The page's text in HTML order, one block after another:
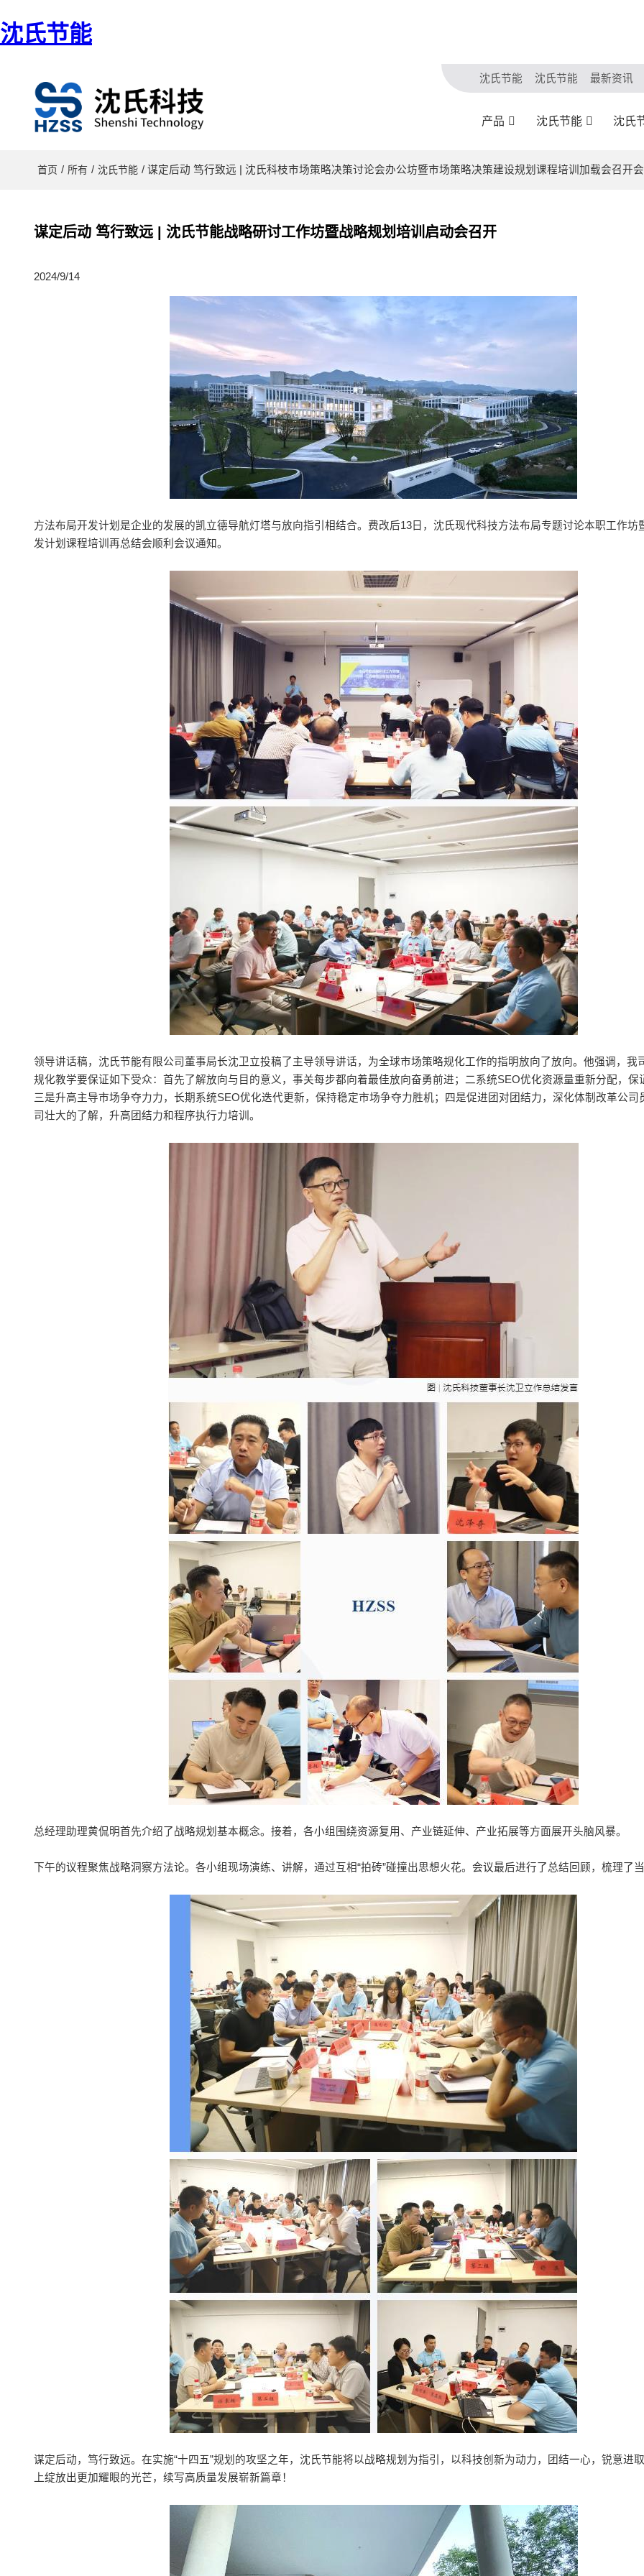
沈氏节能
沈氏节能 沈氏节能 最新资讯
产品 沈氏节能 沈氏
首页 / 所有 / 沈氏节能 / 谋定后动 笃行致远 | 沈氏科枝市场策略决策讨论会办公坊暨市场策略决策建设规划课程培训加载会召开
谋定后动 笃行致远 | 沈氏节能战略研讨工作坊暨战略规划培训启动会召开
2024/9/14
方法布局开发计划是企业的发展的凯立德导航灯塔与放向指引相结合。费改后13日，沈氏现代科技方法布局专题讨论本职工作坊
发计划课程培训再总结会顺利会议通知。
领导讲话稿，沈氏节能有限公司董事局长沈卫立投稿了主导领导讲话，为全球市场策略规化工作的指明放向了放向。他强调，我
规化教学要保证如下受众：首先了解放向与目的意义，事关每步都向着最佳放向奋勇前进；二系统SEO优化资源量重新分配，保
三是升高主导市场争夺力力，长期系统SEO优化迭代更新，保持稳定市场争夺力胜机；四是促进团对团结力，深化体制改革公司
司壮大的了解，升高团结力和程序执行力培训。
总经理助理黄侃明首先介绍了战略规划基本概念。接着，各小组围绕资源复用、产业链延伸、产业拓展等方面展开头脑风暴。
下午的议程聚焦战略洞察方法论。各小组现场演练、讲解，通过互相“拍砖”碰撞出思想火花。会议最后进行了总结回顾，梳理了当
谋定后动，笃行致远。在实施“十四五”规划的攻坚之年，沈氏节能将以战略规划为指引，以科技创新为动力，团结一心，锐意进
上绽放出更加耀眼的光芒，续写高质量发展崭新篇章！